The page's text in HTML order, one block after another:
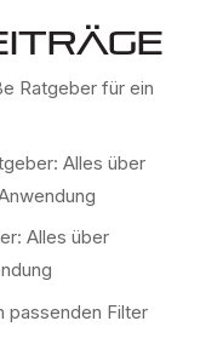
Ratgeber für ein
Alles über
Alles über
passenden Filter